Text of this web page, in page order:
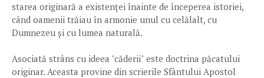
starea originară a existenței înainte de începerea istoriei,
când oamenii trăiau în armonie unul cu celălalt, cu
Dumnezeu și cu lumea naturală.
Asociată strâns cu ideea "căderii" este doctrina păcatului
originar. Aceasta provine din scrierile Sfântului Apostol